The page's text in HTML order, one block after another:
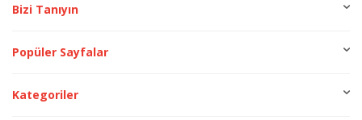
Bizi Tanıyın
Popüler Sayfalar
Kategoriler